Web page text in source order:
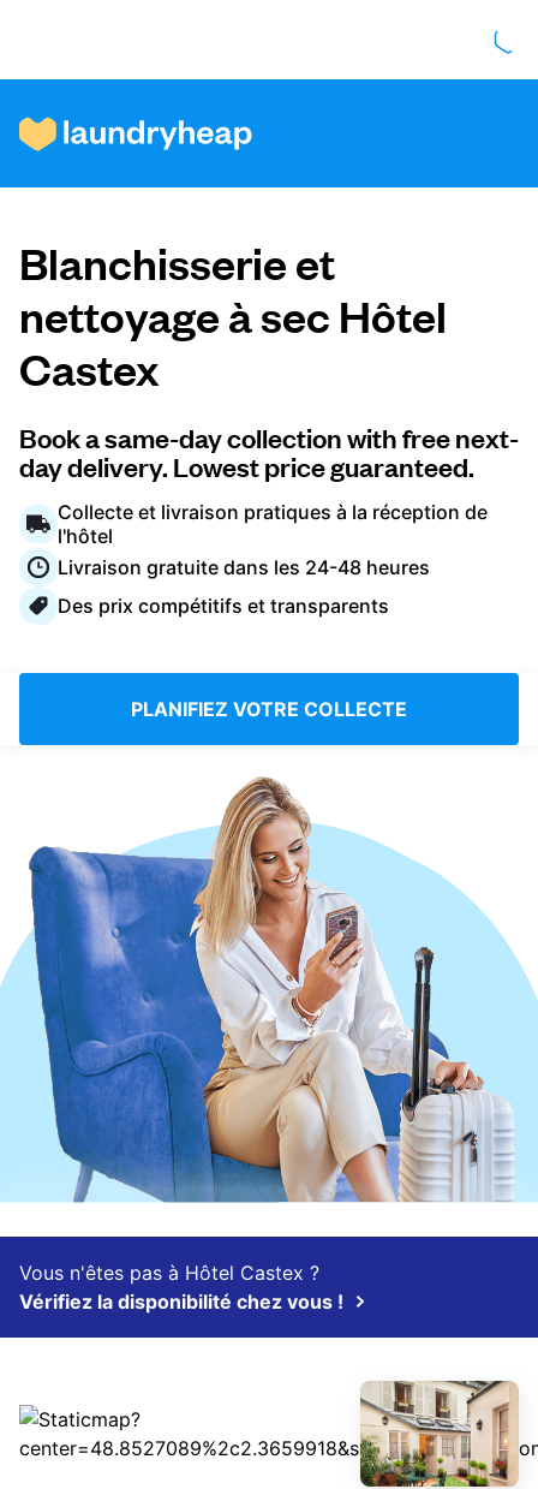
Comment ça fonctionne
Prix et services
À propos de nous
Pour les entreprises
Connectez-vous
France FR
Blanchisserie et
nettoyage à sec Hôtel
Castex
Book a same-day collection with free next-
day delivery. Lowest price guaranteed.
Collecte et livraison pratiques à la réception de
l'hôtel
Livraison gratuite dans les 24-48 heures
Des prix compétitifs et transparents
PLANIFIEZ VOTRE COLLECTE
Vous n'êtes pas à Hôtel Castex ?
Vérifiez la disponibilité chez vous !